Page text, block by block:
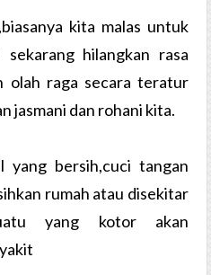
kita malas untuk
hilangkan rasa
olah raga secara teratur
jasmani dan rohani kita.
yang bersih,cuci tangan
rumah atau disekitar
yang kotor akan